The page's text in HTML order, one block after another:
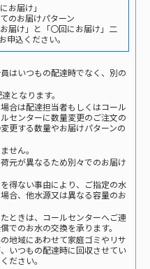
お届け」
のお届けパターン
届け」と「〇回にお届け」二
申込ください。
はいつもの配達時でなく、別の
となります。
合は配達担当者もしくはコール
センターに数量変更のご注文の
する数量やお届けパターンの
せん。
元が異なるため別々でのお届け
得ない事由により、ご指定の水
合、他水源又は異なる容量のお
ときは、コールセンターへご連
でのお水の交換を承ります。
地域にあわせて家庭ゴミやリサ
いつもの配達時に回収させてい
ださい。